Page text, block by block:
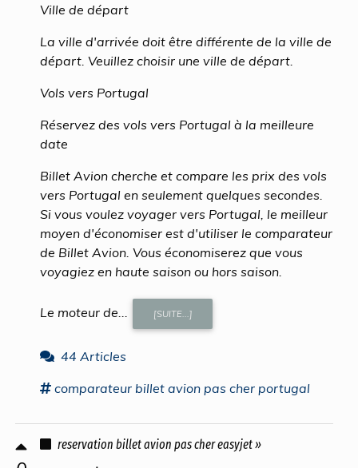
Ville de départ
La ville d'arrivée doit être différente de la ville de
départ. Veuillez choisir une ville de départ.
Vols vers Portugal
Réservez des vols vers Portugal à la meilleure
date
Billet Avion cherche et compare les prix des vols
vers Portugal en seulement quelques secondes.
Si vous voulez voyager vers Portugal, le meilleur
moyen d'économiser est d'utiliser le comparateur
de Billet Avion. Vous économiserez que vous
voyagiez en haute saison ou hors saison.
Le moteur de... [SUITE...]
44 Articles
comparateur billet avion pas cher portugal
reservation billet avion pas cher easyjet »